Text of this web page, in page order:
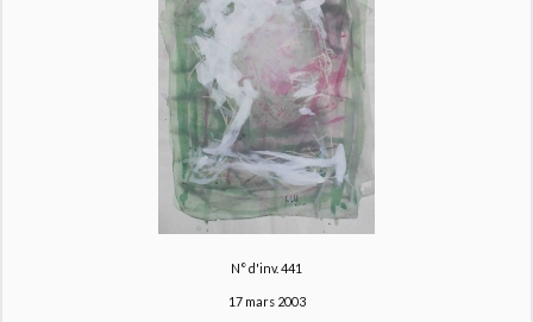
N° d'inv. 441
17 mars 2003